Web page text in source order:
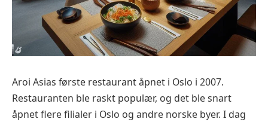
Aroi Asias første restaurant åpnet i Oslo i 2007.
Restauranten ble raskt populær, og det ble snart
åpnet flere filialer i Oslo og andre norske byer. I dag